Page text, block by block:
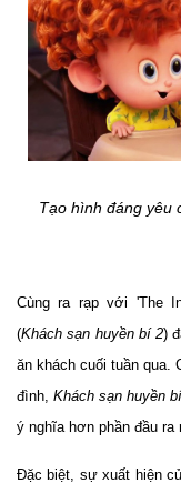
Tạo hình đáng yêu
Cùng ra rạp với 'The
(Khách sạn huyền bí 2)
ăn khách cuối tuần qua.
đình, Khách sạn huyền
ý nghĩa hơn phần đầu ra
Đặc biệt, sự xuất hiện